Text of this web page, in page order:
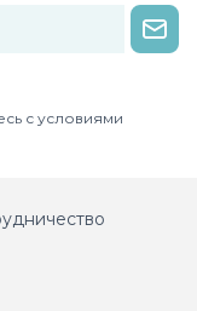
с условиями